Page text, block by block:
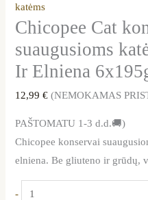
katėms
Chicopee Cat
suaugusioms
Ir Elniena
12,99€ (NEMOKAMAS
PAŠTOMATU 1-3 d.d.🚚)
Chicopee konservai
elniena. Be gliuteno ir grūdų,
-